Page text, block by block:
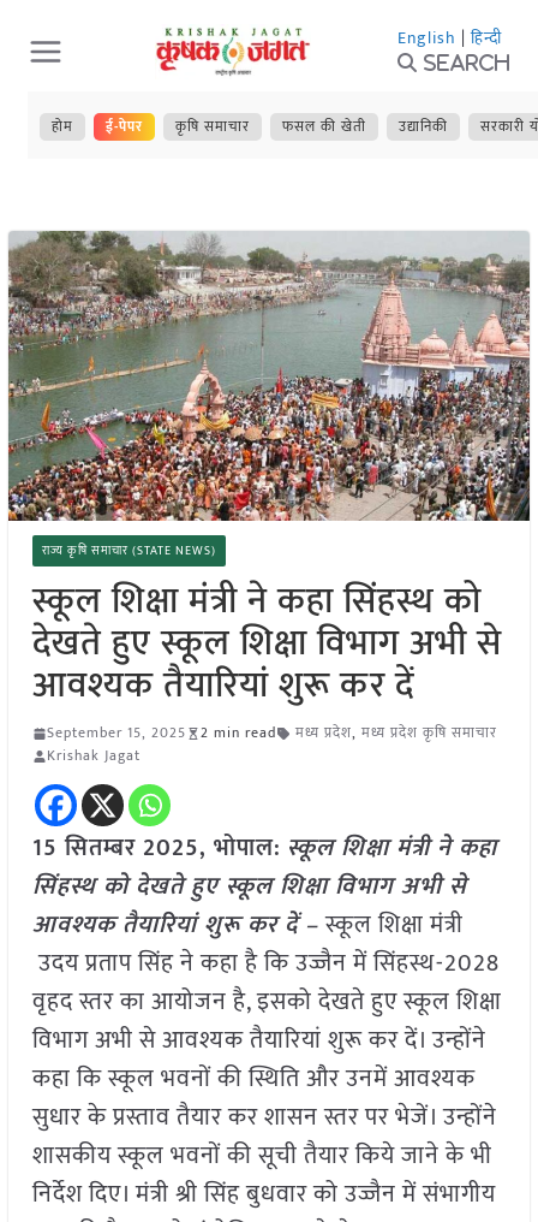
Skip
to
content
English | हिन्दी
Search
होम ई-पेपर कृषि समाचार फसल की खेती उद्यानिकी सरकारी
राज्य कृषि समाचार (STATE NEWS)
स्कूल शिक्षा मंत्री ने कहा सिंहस्थ को
देखते हुए स्कूल शिक्षा विभाग अभी से
आवश्यक तैयारियां शुरू कर दें
September 15, 2025 2 min read मध्य प्रदेश, मध्य प्रदेश कृषि समाचार
Krishak Jagat
15 सितम्बर 2025, भोपाल: स्कूल शिक्षा मंत्री ने कहा
सिंहस्थ को देखते हुए स्कूल शिक्षा विभाग अभी से
आवश्यक तैयारियां शुरू कर दें –स्कूल शिक्षा मंत्री
उदय प्रताप सिंह ने कहा है कि उज्जैन में सिंहस्थ-2028
वृहद स्तर का आयोजन है, इसको देखते हुए स्कूल शिक्षा
विभाग अभी से आवश्यक तैयारियां शुरू कर दें। उन्होंने
कहा कि स्कूल भवनों की स्थिति और उनमें आवश्यक
सुधार के प्रस्ताव तैयार कर शासन स्तर पर भेजें। उन्होंने
शासकीय स्कूल भवनों की सूची तैयार किये जाने के भी
निर्देश दिए। मंत्री श्री सिंह बुधवार को उज्जैन में संभागीय